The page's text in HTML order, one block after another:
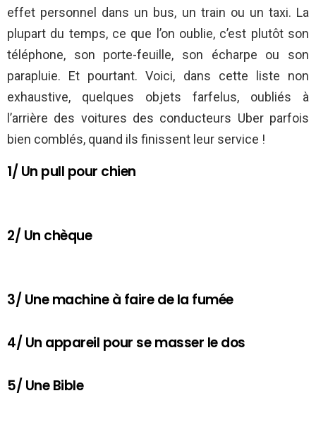
effet personnel dans un bus, un train ou un taxi. La
plupart du temps, ce que l’on oublie, c’est plutôt son
téléphone, son porte-feuille, son écharpe ou son
parapluie. Et pourtant. Voici, dans cette liste non
exhaustive, quelques objets farfelus, oubliés à
l’arrière des voitures des conducteurs Uber parfois
bien comblés, quand ils finissent leur service !
1/ Un pull pour chien
2/ Un chèque
3/ Une machine à faire de la fumée
4/ Un appareil pour se masser le dos
5/ Une Bible